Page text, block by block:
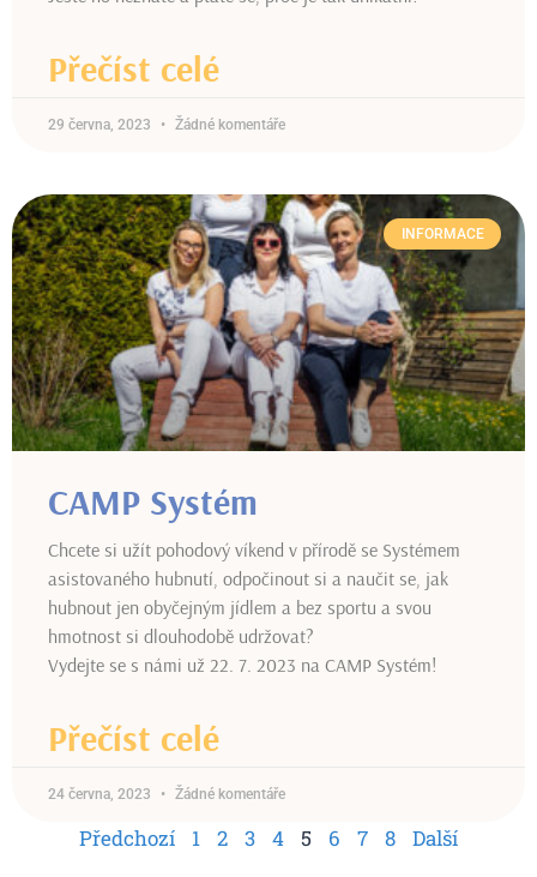
Přečíst celé
29 června, 2023 Žádné komentáře
INFORMACE
CAMP Systém
Chcete si užít pohodový víkend v přírodě se Systémem
asistovaného hubnutí, odpočinout si a naučit se, jak
hubnout jen obyčejným jídlem a bez sportu a svou
hmotnost si dlouhodobě udržovat?
Vydejte se s námi už 22. 7. 2023 na CAMP Systém!
Přečíst celé
24 června, 2023 Žádné komentáře
Předchozí 1 2 3 4 5 6 7 8 Další